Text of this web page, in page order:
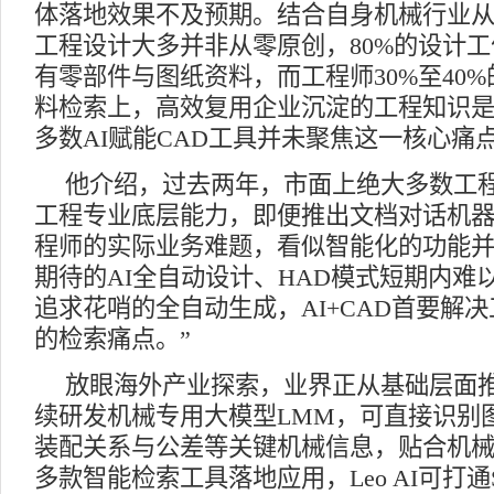
体落地效果不及预期。结合自身机械行业
工程设计大多并非从零原创，80%的设计
有零部件与图纸资料，而工程师30%至
料检索上，高效复用企业沉淀的工程知识
多数AI赋能CAD工具并未聚焦这一核心痛
他介绍，过去两年，市面上绝大多数工
工程专业底层能力，即便推出文档对话机
程师的实际业务难题，看似智能化的功能
期待的AI全自动设计、HAD模式短期内难
追求花哨的全自动生成，AI+CAD首要解
的检索痛点。”
放眼海外产业探索，业界正从基础层面
续研发机械专用大模型LMM，可直接识别
装配关系与公差等关键机械信息，贴合机
多款智能检索工具落地应用，Leo AI可打